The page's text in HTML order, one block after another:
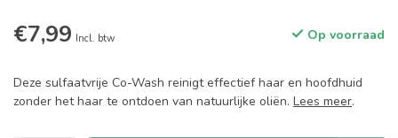
€7,99 Incl. btw Op voorraad
Deze sulfaatvrije Co-Wash reinigt effectief haar en hoofdhuid
zonder het haar te ontdoen van natuurlijke oliën. Lees meer.